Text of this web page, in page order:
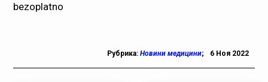
bezoplatno
Рубрика: Новини медицини; 6 Ноя 2022